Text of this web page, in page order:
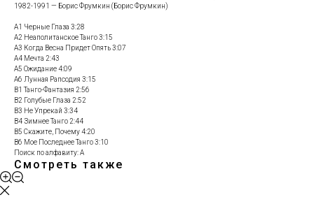
1982-1991 — Борис Фрумкин (Борис Фрумкин)
A1 Черные Глаза 3:28
A2 Неаполитанское Танго 3:15
A3 Когда Весна Придет Опять 3:07
A4 Мечта 2:43
A5 Ожидание 4:09
A6 Лунная Рапсодия 3:15
B1 Танго-Фантазия 2:56
B2 Голубые Глаза 2:52
B3 Не Упрекай 3:34
B4 Зимнее Танго 2:44
B5 Скажите, Почему 4:20
B6 Мое Последнее Танго 3:10
Поиск по алфавиту: А
Смотреть также